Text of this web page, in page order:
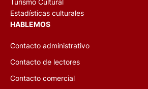
Turismo Cultural
Estadísticas culturales
HABLEMOS
Contacto administrativo
Contacto de lectores
Contacto comercial